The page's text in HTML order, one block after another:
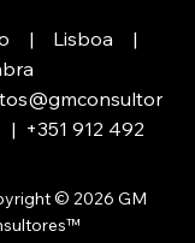
| Lisboa |
| +351912 492
© 2026 GM
™